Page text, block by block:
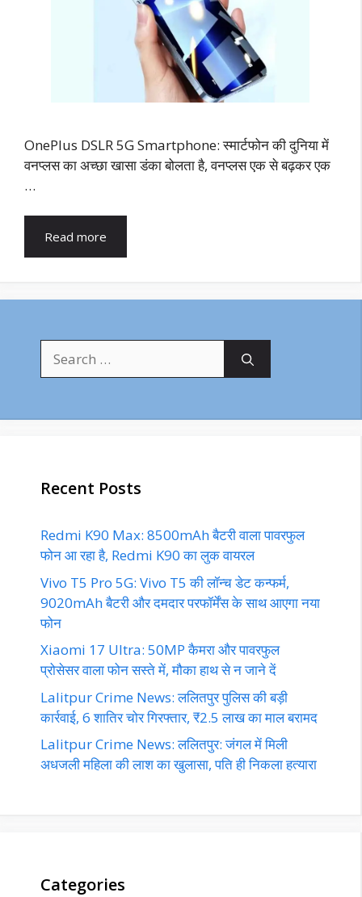
OnePlus DSLR 5G Smartphone: स्मार्टफोन की दुनिया में
वनप्लस का अच्छा खासा डंका बोलता है, वनप्लस एक से बढ़कर एक
…
Read more
for:
Recent Posts
Redmi K90 Max: 8500mAh बैटरी वाला पावरफुल
फोन आ रहा है, Redmi K90 का लुक वायरल
Vivo T5 Pro 5G: Vivo T5 की लॉन्च डेट कन्फर्म,
9020mAh बैटरी और दमदार परफॉर्मेंस के साथ आएगा नया
फोन
Xiaomi 17 Ultra: 50MP कैमरा और पावरफुल
प्रोसेसर वाला फोन सस्ते में, मौका हाथ से न जाने दें
Lalitpur Crime News: ललितपुर पुलिस की बड़ी
कार्रवाई, 6 शातिर चोर गिरफ्तार, ₹2.5 लाख का माल बरामद
Lalitpur Crime News: ललितपुर: जंगल में मिली
अधजली महिला की लाश का खुलासा, पति ही निकला हत्यारा
Categories